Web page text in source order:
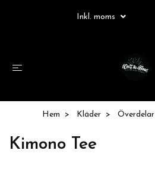
Inkl. moms
Hem Kläder Överdelar
Kimono Tee